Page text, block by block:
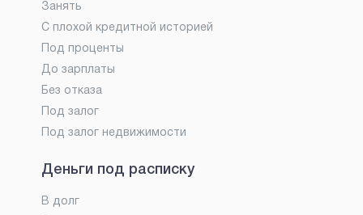
Занять
С плохой кредитной историей
Под проценты
До зарплаты
Без отказа
Под залог
Под залог недвижимости
Деньги под расписку
В долг